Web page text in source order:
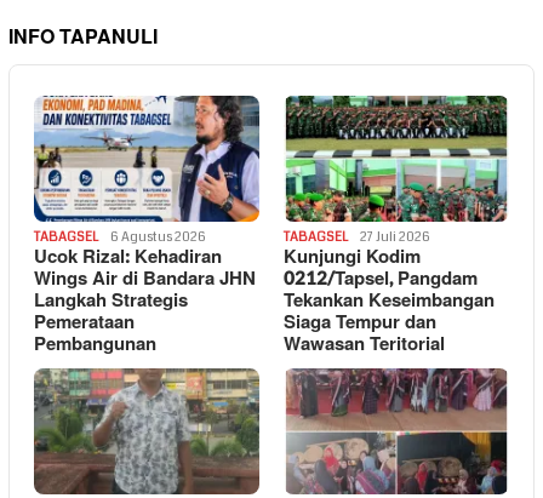
INFO TAPANULI
TABAGSEL 6 Agustus 2026
Ucok Rizal: Kehadiran
Wings Air di Bandara JHN
Langkah Strategis
Pemerataan
Pembangunan
TABAGSEL 27 Juli 2026
Kunjungi Kodim
0212/Tapsel, Pangdam
Tekankan Keseimbangan
Siaga Tempur dan
Wawasan Teritorial